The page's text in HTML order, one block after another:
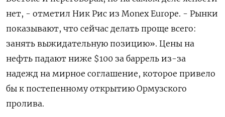
нет, - отметил Ник ​Рис из Monex Europe. - Рынки
показывают, что сейчас делать проще всего:
занять выжидательную позицию». Цены на
‌нефть падают ниже $100 за баррель из-за
надежд на мирное соглашение, которое привело
бы к постепенному ​открытию Ормузского
пролива.